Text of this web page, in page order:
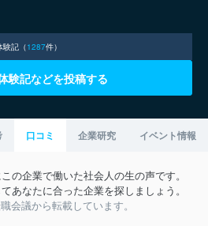
験記（1287件）
験記などを投稿する
口コミ 企業研究 イベント情報
の企業で働いた社会人の生の声です。
あなたに合った企業を探しましょう。
会議から転載しています。